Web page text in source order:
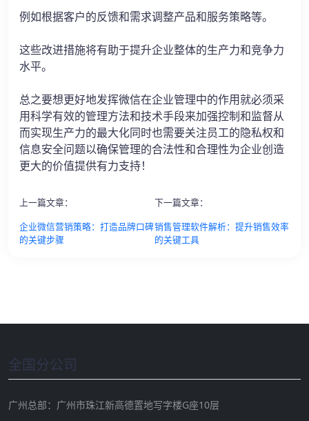
例如根据客户的反馈和需求调整产品和服务策略等。
这些改进措施将有助于提升企业整体的生产力和竞争力
水平。
总之要想更好地发挥微信在企业管理中的作用就必须采
用科学有效的管理方法和技术手段来加强控制和监督从
而实现生产力的最大化同时也需要关注员工的隐私权和
信息安全问题以确保管理的合法性和合理性为企业创造
更大的价值提供有力支持！
上一篇文章：
企业微信营销策略：打造品牌口碑
的关键步骤
下一篇文章：
销售管理软件解析：提升销售效率
的关键工具
全国分公司
广州总部：广州市珠江新高德置地写字楼G座10层